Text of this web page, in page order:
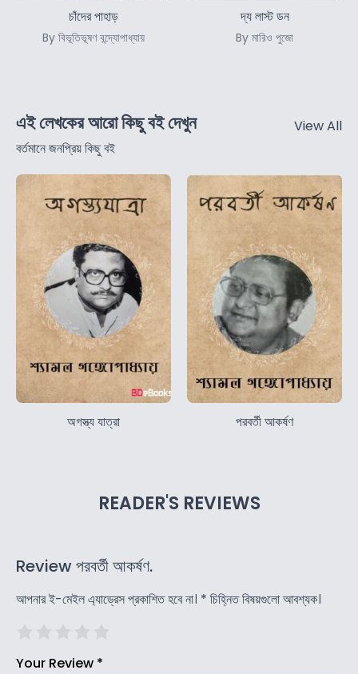
চাঁদের পাহাড়
By বিভূতিভূষণ বন্দ্যোপাধ্যায়
দ্য লাস্ট ডন
By মারিও পুজো
এই লেখকের আরো কিছু বই দেখুন
বর্তমানে জনপ্রিয় কিছু বই
View All
অগস্ত্য যাত্রা পরবর্তী আকর্ষণ
READER'S REVIEWS
Review পরবর্তী আকর্ষণ.
আপনার ই-মেইল এ্যাড্রেস প্রকাশিত হবে না। * চিহ্নিত বিষয়গুলো আবশ্যক।
Your Review *